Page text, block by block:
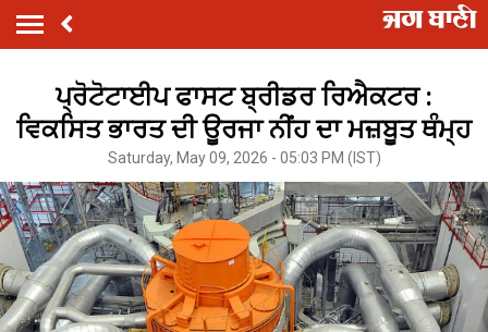
ਪ੍ਰੋਟੋਟਾਈਪ ਫਾਸਟ ਬ੍ਰੀਡਰ ਰਿਐਕਟਰ :
ਵਿਕਸਿਤ ਭਾਰਤ ਦੀ ਊਰਜਾ ਨੀਂਹ ਦਾ ਮਜ਼ਬੂਤ ਥੰਮ੍ਹ
Saturday, May 09, 2026 - 05:03 PM (IST)